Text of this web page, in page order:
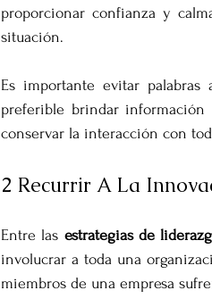
proporcionar confianza y
situación.
Es importante evitar palabras
preferible brindar información
conservar la interacción con
2 Recurrir A La
Entre las estrategias de
involucrar a toda una
miembros de una empresa